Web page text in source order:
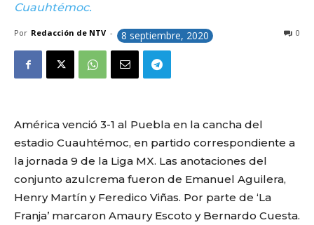
Cuauhtémoc.
Por Redacción de NTV - 8 septiembre, 2020 0
América venció 3-1 al Puebla en la cancha del
estadio Cuauhtémoc, en partido correspondiente a
la jornada 9 de la Liga MX. Las anotaciones del
conjunto azulcrema fueron de Emanuel Aguilera,
Henry Martín y Feredico Viñas. Por parte de ‘La
Franja’ marcaron Amaury Escoto y Bernardo Cuesta.